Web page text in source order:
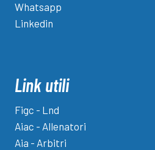
Whatsapp
Linkedin
Link utili
Figc - Lnd
Aiac - Allenatori
Aia - Arbitri